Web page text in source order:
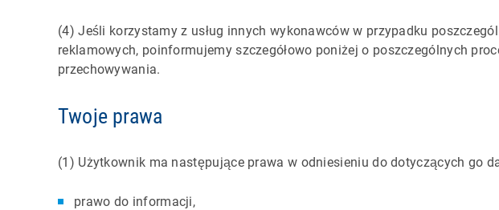
(4) Jeśli korzystamy z usług innych wykonawców w przypadku
reklamowych, poinformujemy szczegółowo poniżej o poszczególnych
przechowywania.
Twoje prawa
(1) Użytkownik ma następujące prawa w odniesieniu do dotyczących go
prawo do informacji,